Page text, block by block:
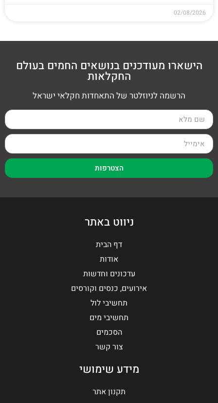
02/08/2026
הישארו מעודכנים בנושאים החמים בעולם
החקלאות
הרשמה לניוזלטר של התאחדות חקלאי ישראל
הצטרפות
ניווט באתר
דף הבית
אודות
עדכונים וחדשות
אירועים, כנסים וקורסים
תחשיבי לול
תחשיבי מים
הסכמים
צור קשר
מידע שימושי
תקנון אתר